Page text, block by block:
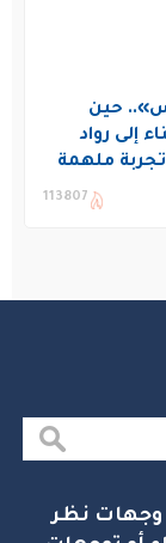
حين
إلى رواد
ملهمة
الصيفي113807
وجهات نظر